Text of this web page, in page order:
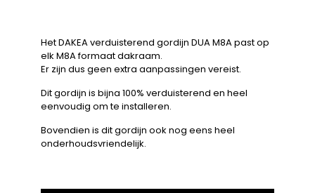
Het DAKEA verduisterend gordijn DUA M8A past op
elk M8A formaat dakraam.
Er zijn dus geen extra aanpassingen vereist.
Dit gordijn is bijna 100% verduisterend en heel
eenvoudig om te installeren.
Bovendien is dit gordijn ook nog eens heel
onderhoudsvriendelijk.